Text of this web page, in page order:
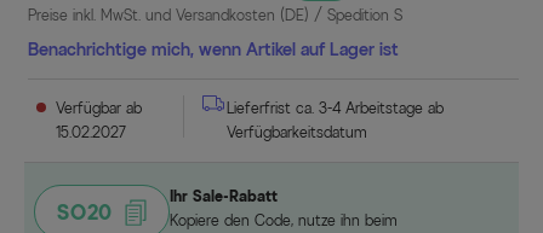
Preise inkl. MwSt. und Versandkosten (DE) / Spedition S
Benachrichtige mich, wenn Artikel auf Lager ist
Verfügbar ab
15.02.2027
Lieferfrist ca. 3-4 Arbeitstage ab
Verfügbarkeitsdatum
SO20
Ihr Sale-Rabatt
Kopiere den Code, nutze ihn beim